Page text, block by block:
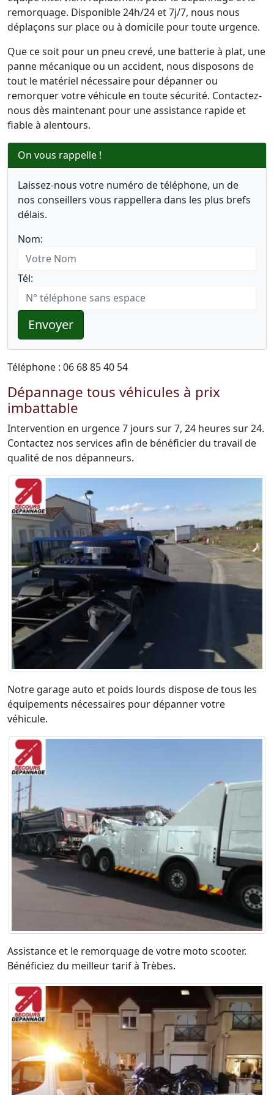
remorquage. Disponible 24h/24 et 7j/7, nous nous
déplaçons sur place ou à domicile pour toute urgence.
Que ce soit pour un pneu crevé, une batterie à plat, une
panne mécanique ou un accident, nous disposons de
tout le matériel nécessaire pour dépanner ou
remorquer votre véhicule en toute sécurité. Contactez-
nous dès maintenant pour une assistance rapide et
fiable à alentours.
On vous rappelle !
Laissez-nous votre numéro de téléphone, un de
nos conseillers vous rappellera dans les plus brefs
délais.
Nom:
Tél:
Envoyer
Téléphone : 06 68 85 40 54
Dépannage tous véhicules à prix
imbattable
Intervention en urgence 7 jours sur 7, 24 heures sur 24.
Contactez nos services afin de bénéficier du travail de
qualité de nos dépanneurs.
Notre garage auto et poids lourds dispose de tous les
équipements nécessaires pour dépanner votre
véhicule.
Assistance et le remorquage de votre moto scooter.
Bénéficiez du meilleur tarif à Trèbes.